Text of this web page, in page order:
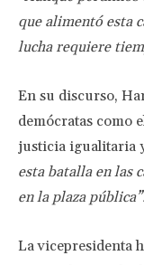
que alimentó esta
lucha requiere
En su discurso,
demócratas como
justicia igualitaria
esta batalla en las
en la plaza
La vicepresidenta